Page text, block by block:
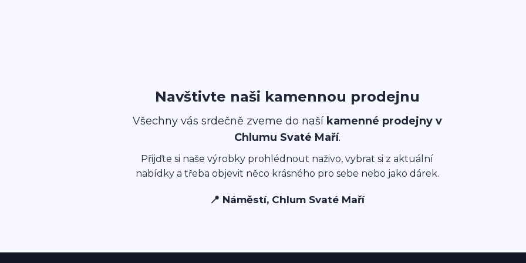
Navštivte naši kamennou prodejnu
Všechny vás srdečně zveme do naší kamenné prodejny v
Chlumu Svaté Maří.
Přijďte si naše výrobky prohlédnout naživo, vybrat si z aktuální
nabídky a třeba objevit něco krásného pro sebe nebo jako dárek.
📍 Náměstí, Chlum Svaté Maří